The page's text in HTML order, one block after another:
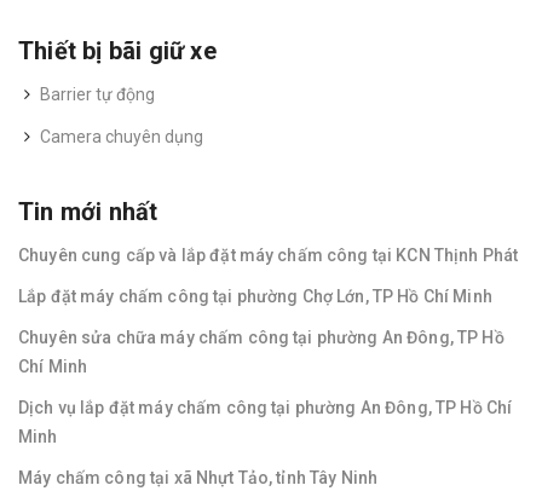
Thiết bị bãi giữ xe
Barrier tự động
Camera chuyên dụng
Tin mới nhất
Chuyên cung cấp và lắp đặt máy chấm công tại KCN Thịnh Phát
Lắp đặt máy chấm công tại phường Chợ Lớn, TP Hồ Chí Minh
Chuyên sửa chữa máy chấm công tại phường An Đông, TP Hồ
Chí Minh
Dịch vụ lắp đặt máy chấm công tại phường An Đông, TP Hồ Chí
Minh
Máy chấm công tại xã Nhựt Tảo, tỉnh Tây Ninh